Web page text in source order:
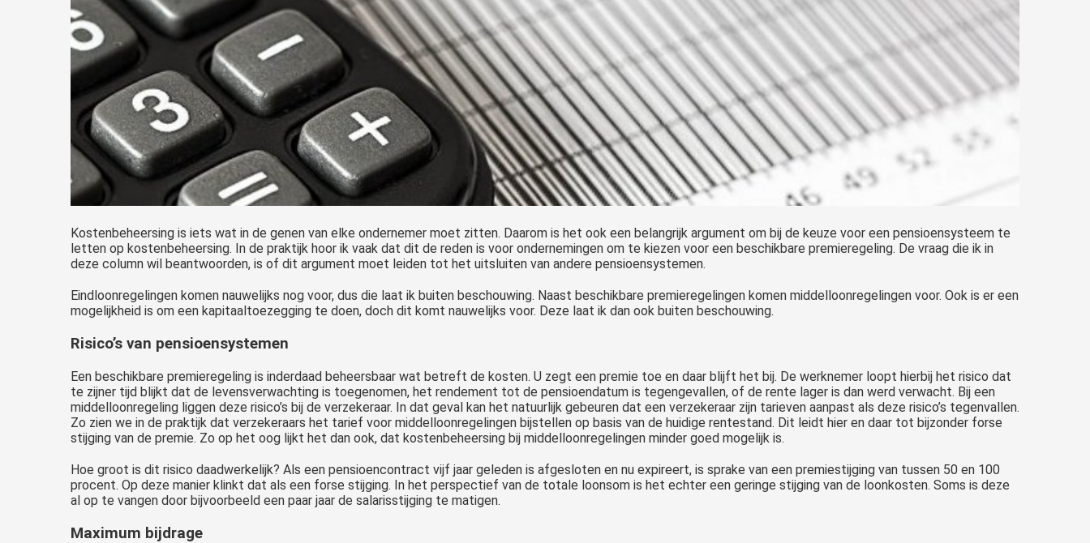
Kostenbeheersing is iets wat in de genen van elke ondernemer moet zitten. Daarom is het ook een belangrijk argument om bij de keuze voor een pensioensysteem te
letten op kostenbeheersing. In de praktijk hoor ik vaak dat dit de reden is voor ondernemingen om te kiezen voor een beschikbare premieregeling. De vraag die ik in
deze column wil beantwoorden, is of dit argument moet leiden tot het uitsluiten van andere pensioensystemen.
Eindloonregelingen komen nauwelijks nog voor, dus die laat ik buiten beschouwing. Naast beschikbare premieregelingen komen middelloonregelingen voor. Ook is er een
mogelijkheid is om een kapitaaltoezegging te doen, doch dit komt nauwelijks voor. Deze laat ik dan ook buiten beschouwing.
Risico’s van pensioensystemen
Een beschikbare premieregeling is inderdaad beheersbaar wat betreft de kosten. U zegt een premie toe en daar blijft het bij. De werknemer loopt hierbij het risico dat
te zijner tijd blijkt dat de levensverwachting is toegenomen, het rendement tot de pensioendatum is tegengevallen, of de rente lager is dan werd verwacht. Bij een
middelloonregeling liggen deze risico’s bij de verzekeraar. In dat geval kan het natuurlijk gebeuren dat een verzekeraar zijn tarieven aanpast als deze risico’s tegenvallen.
Zo zien we in de praktijk dat verzekeraars het tarief voor middelloonregelingen bijstellen op basis van de huidige rentestand. Dit leidt hier en daar tot bijzonder forse
stijging van de premie. Zo op het oog lijkt het dan ook, dat kostenbeheersing bij middelloonregelingen minder goed mogelijk is.
Hoe groot is dit risico daadwerkelijk? Als een pensioencontract vijf jaar geleden is afgesloten en nu expireert, is sprake van een premiestijging van tussen 50 en 100
procent. Op deze manier klinkt dat als een forse stijging. In het perspectief van de totale loonsom is het echter een geringe stijging van de loonkosten. Soms is deze
al op te vangen door bijvoorbeeld een paar jaar de salarisstijging te matigen.
Maximum bijdrage